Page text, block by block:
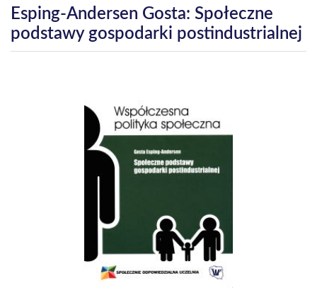
Esping-Andersen Gosta: Społeczne
podstawy gospodarki postindustrialnej